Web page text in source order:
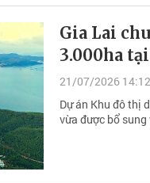
Gia Lai
3.000ha
21/07/2026 14:12
Dự án Khu đô thị
vừa được bổ